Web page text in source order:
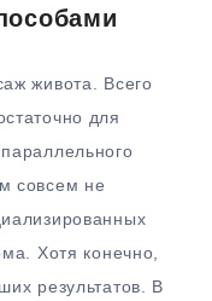
живота. Всего
для
совсем не
Хотя конечно,
результатов. В